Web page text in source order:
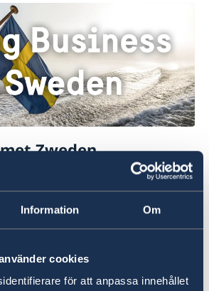
Information Om
cookies
för att anpassa innehållet
Zweden
wat u moet weten over zaken